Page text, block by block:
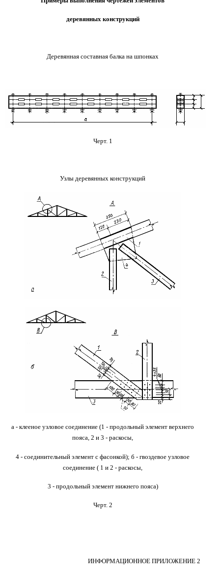
деревянных конструкций
Деревянная составная балка на шпонках
Черт. 1
Узлы деревянных конструкций
а - клееное узловое соединение (1 - продольный элемент верхнего
пояса, 2 и 3 - раскосы,
4 - соединительный элемент с фасонкой); б - гвоздевое узловое
соединение ( 1 и 2 - раскосы,
3 - продольный элемент нижнего пояса)
Черт. 2
ИНФОРМАЦИОННОЕ ПРИЛОЖЕНИЕ 2